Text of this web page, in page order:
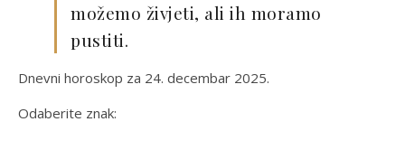
možemo živjeti, ali ih moramo
pustiti.
Dnevni horoskop za 24. decembar 2025.
Odaberite znak: